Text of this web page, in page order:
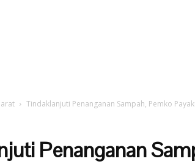
Tindaklanjuti Penanganan Sampah, Pemko
Penanganan